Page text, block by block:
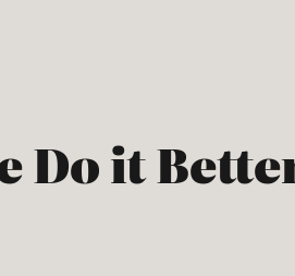
Do it